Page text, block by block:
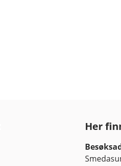
Her